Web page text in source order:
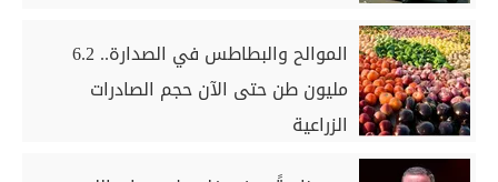
الموالح والبطاطس في الصدارة.. 6.2
مليون طن حتى الآن حجم الصادرات
الزراعية